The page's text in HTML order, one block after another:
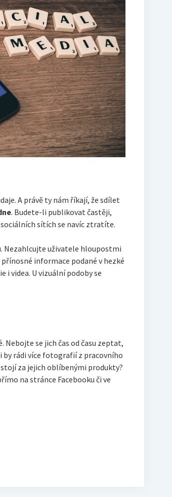
A právě ty nám říkají, že sdílet
. Budete-li publikovat častěji,
sítích se navíc ztratíte.
Nezahlcujte uživatele hloupostmi
informace podané v hezké
i videa. U vizuální podoby se
Nebojte se jich čas od času zeptat,
by rádi více fotografií z pracovního
za jejich oblíbenými produkty?
na stránce Facebooku či ve